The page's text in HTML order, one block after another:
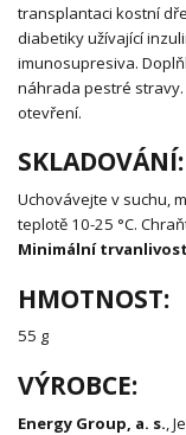
transplantaci kostní
diabetiky užívající
imunosupresiva.
náhrada pestré
otevření.
SKLADOVÁNÍ:
Uchovávejte v suchu,
teplotě 10-25 °C.
Minimální
HMOTNOST:
55 g
VÝROBCE:
Energy Group, a. s. ,